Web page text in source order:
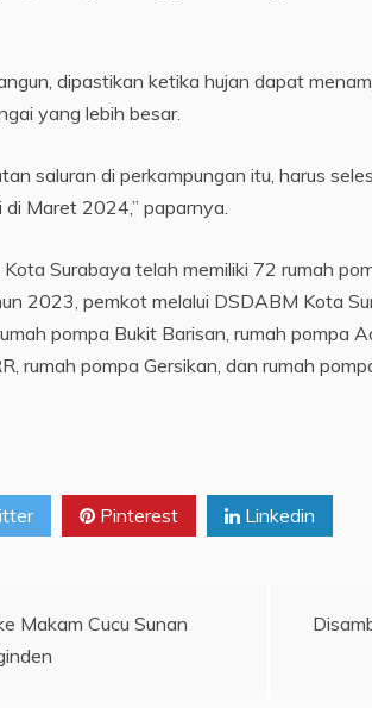
dipastikan ketika hujan dapat
yang lebih besar.
saluran di perkampungan itu, harus
Maret 2024,” paparnya.
Surabaya telah memiliki 72 rumah
2023, pemkot melalui DSDABM Kota
pompa Bukit Barisan, rumah pompa
rumah pompa Gersikan, dan rumah
Pinterest Linkedin
Makam Cucu Sunan